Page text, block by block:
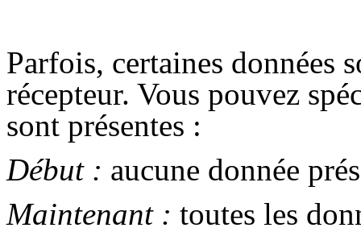
Parfois, certaines données
récepteur. Vous pouvez
sont présentes :
Début : aucune donnée
Maintenant : toutes les